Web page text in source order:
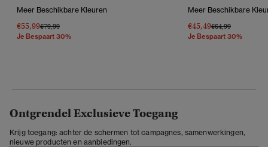
Meer Beschikbare Kleuren
€55,99Prijs Verlaagd Van
€79,99Naar
Je Bespaart 30%
Meer Beschikbare
€45,49Prijs Verlaagd Van
€64,99Naar
Je Bespaart 30%
Ontgrendel Exclusieve Toegang
Krijg toegang: achter de schermen tot campagnes, samenwerkingen,
nieuwe producten en aanbiedingen.